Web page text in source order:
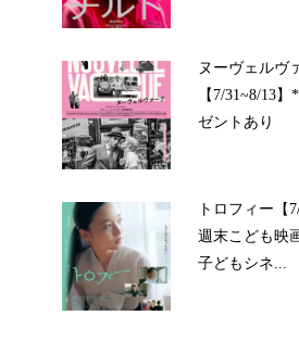
ヌーヴェルヴ
【7/31~8/13
ゼントあり
トロフィー【
週末こども映
子どもシネ...